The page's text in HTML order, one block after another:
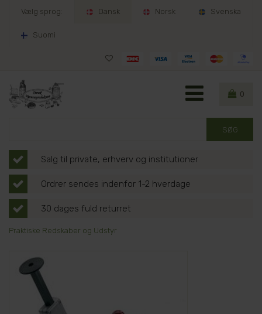
Vælg sprog: Dansk Norsk Svenska
Suomi
0
Salg til private, erhverv og institutioner
Ordrer sendes indenfor 1-2 hverdage
30 dages fuld returret
Praktiske Redskaber og Udstyr